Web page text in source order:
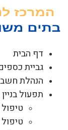
דף הבית
גביית כספים
הנהלת
תפעול בניין
טיפול